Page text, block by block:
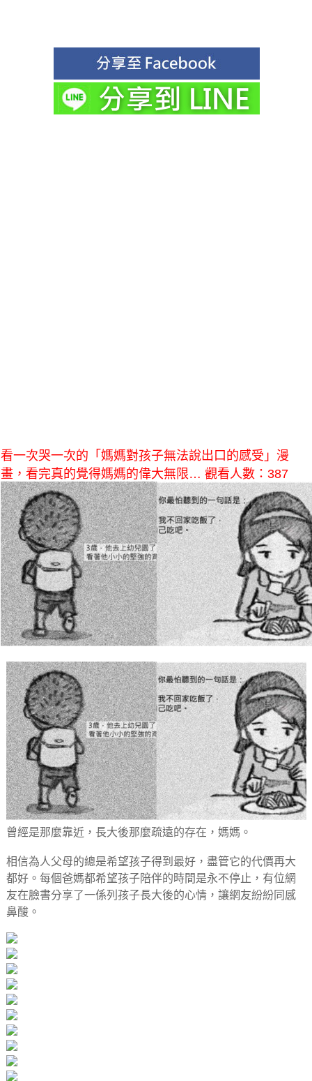
看一次哭一次的「媽媽對孩子無法說出口的感受」漫
畫，看完真的覺得媽媽的偉大無限… 觀看人數：387
曾經是那麼靠近，長大後那麼疏遠的存在，媽媽。
相信為人父母的總是希望孩子得到最好，盡管它的代價再大
都好。每個爸媽都希望孩子陪伴的時間是永不停止，有位網
友在臉書分享了一係列孩子長大後的心情，讓網友紛紛同感
鼻酸。